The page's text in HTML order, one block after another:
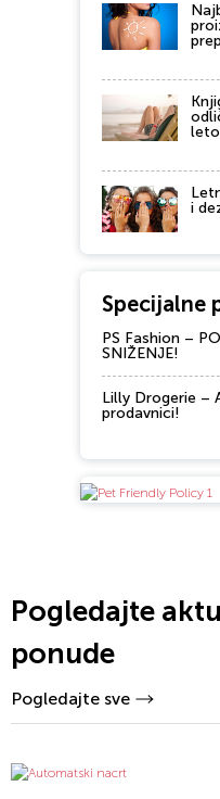
i
Specijalne
PS Fashion –
SNIŽENJE!
Lilly Drogerie –
prodavnici!
Pogledajte
ponude
Pogledajte sve